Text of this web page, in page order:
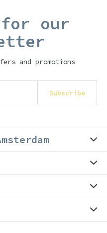
our
and promotions
Subscribe